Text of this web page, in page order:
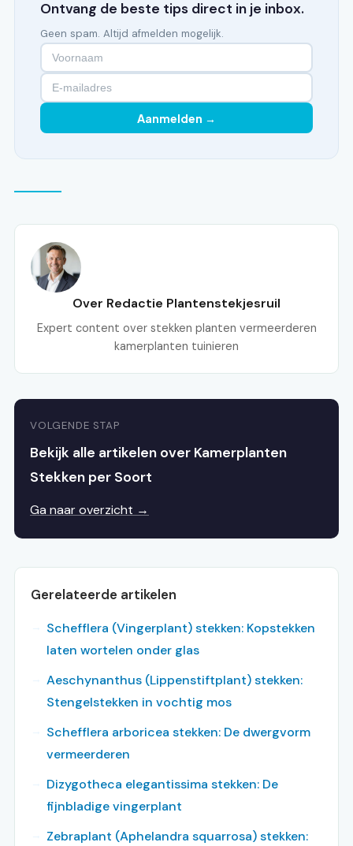
Ontvang de beste tips direct in je inbox.
Geen spam. Altijd afmelden mogelijk.
Aanmelden →
Over Redactie Plantenstekjesruil
Expert content over stekken planten vermeerderen
kamerplanten tuinieren
VOLGENDE STAP
Bekijk alle artikelen over Kamerplanten
Stekken per Soort
Ga naar overzicht →
Gerelateerde artikelen
Schefflera (Vingerplant) stekken: Kopstekken
laten wortelen onder glas
Aeschynanthus (Lippenstiftplant) stekken:
Stengelstekken in vochtig mos
Schefflera arboricea stekken: De dwergvorm
vermeerderen
Dizygotheca elegantissima stekken: De
fijnbladige vingerplant
Zebraplant (Aphelandra squarrosa) stekken: